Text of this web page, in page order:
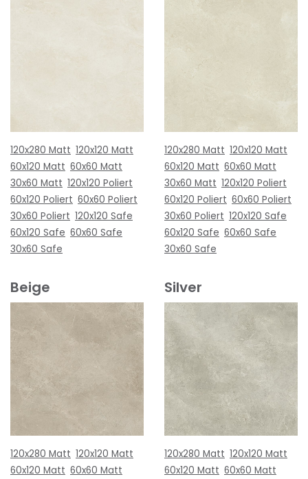
120x280 Matt 120x120 Matt
60x120 Matt 60x60 Matt
30x60 Matt 120x120 Poliert
60x120 Poliert 60x60 Poliert
30x60 Poliert 120x120 Safe
60x120 Safe 60x60 Safe
30x60 Safe
120x280 Matt 120x120 Matt
60x120 Matt 60x60 Matt
30x60 Matt 120x120 Poliert
60x120 Poliert 60x60 Poliert
30x60 Poliert 120x120 Safe
60x120 Safe 60x60 Safe
30x60 Safe
Beige
120x280 Matt 120x120 Matt
60x120 Matt 60x60 Matt
Silver
120x280 Matt 120x120 Matt
60x120 Matt 60x60 Matt